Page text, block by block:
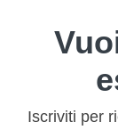
Iscriviti per